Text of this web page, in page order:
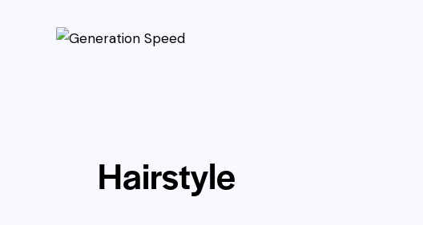
Hairstyle